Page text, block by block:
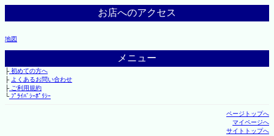
お店へのアクセス
地図
メニュー
├初めての方へ
├ よくあるお問い合わせ
├ご利用規約
└ﾌﾟﾗｲﾊﾞｼｰﾎﾟﾘｼｰ
ページトップへ
マイページへ
サイトトップへ